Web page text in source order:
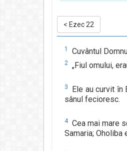
< Ezec 22
1 Cuvântul
2 „Fiul omului,
3
Ele au curvit
sânul fecioresc.
4 Cea mai mare
Samaria; Oholiba